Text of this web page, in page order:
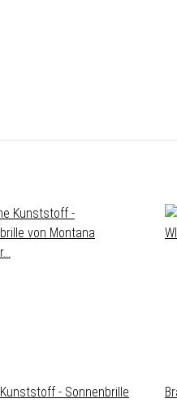
- Sonnenbrille